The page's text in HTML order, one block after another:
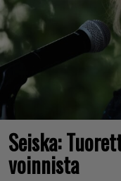
Seiska:
voinnista